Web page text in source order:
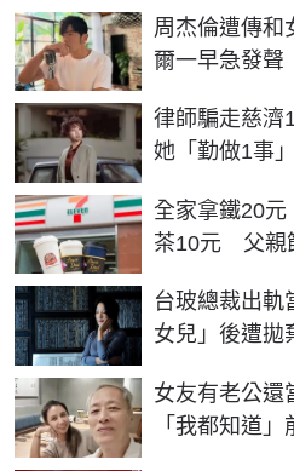
周杰倫遭傳和
爾一早急發
律師騙走慈濟
她「勤做1事
全家拿鐵20元
茶10元 父親
台玻總裁出軌
女兒」後遭
女友有老公還
「我都知道